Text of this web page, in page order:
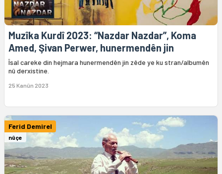
Muzîka Kurdî 2023: “Nazdar Nazdar”, Koma
Amed, Şivan Perwer, hunermendên jin
Îsal careke din hejmara hunermendên jin zêde ye ku stran/albumên
nû derxistine.
25 Kanûn 2023
Ferid Demirel
nûçe